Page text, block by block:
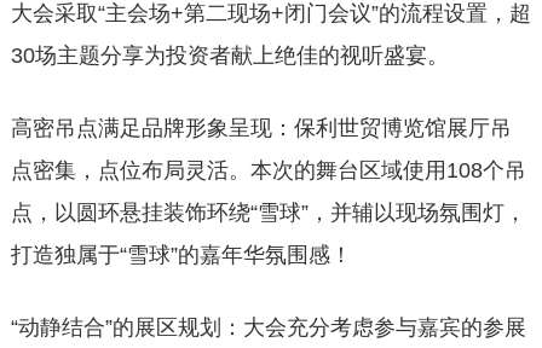
大会采取“主会场+第二现场+闭门会议”的流程设置，超
30场主题分享为投资者献上绝佳的视听盛宴。
高密吊点满足品牌形象呈现：保利世贸博览馆展厅吊
点密集，点位布局灵活。本次的舞台区域使用108个吊
点，以圆环悬挂装饰环绕“雪球”，并辅以现场氛围灯，
打造独属于“雪球”的嘉年华氛围感！
“动静结合”的展区规划：大会充分考虑参与嘉宾的参展